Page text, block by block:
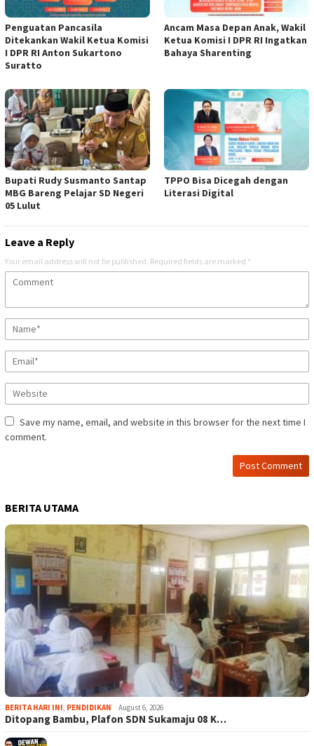
Penguatan Pancasila
Ditekankan Wakil Ketua Komisi
I DPR RI Anton Sukartono
Suratto
Ancam Masa Depan Anak, Wakil
Ketua Komisi I DPR RI Ingatkan
Bahaya Sharenting
Bupati Rudy Susmanto Santap
MBG Bareng Pelajar SD Negeri
05 Lulut
TPPO Bisa Dicegah dengan
Literasi Digital
Leave a Reply
Your email address will not be published. Required fields are marked *
Save my name, email, and website in this browser for the next time I
comment.
BERITA UTAMA
BERITA HARI INI, PENDIDIKAN August 6, 2026
Ditopang Bambu, Plafon SDN Sukamaju 08 K…